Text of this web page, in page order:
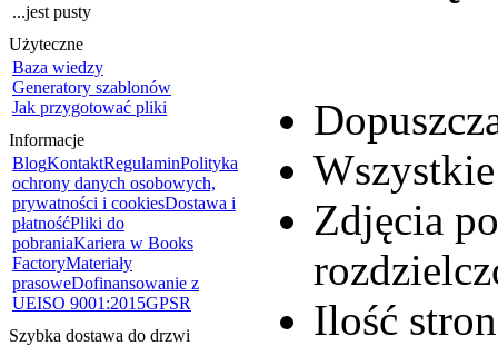
...jest pusty
Użyteczne
Baza wiedzy
Generatory szablonów
Jak przygotować pliki
Informacje
BlogKontaktRegulaminPolityka
ochrony danych osobowych,
prywatności i cookiesDostawa i
płatnośćPliki do
pobraniaKariera w Books
FactoryMateriały
prasoweDofinansowanie z
UEISO 9001:2015GPSR
Szybka dostawa do drzwi
Zdjęcia
Ilość